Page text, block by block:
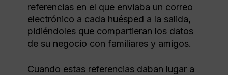
referencias en el que enviaba un correo
electrónico a cada huésped a la salida,
pidiéndoles que compartieran los datos
de su negocio con familiares y amigos.
Cuando estas referencias daban lugar a